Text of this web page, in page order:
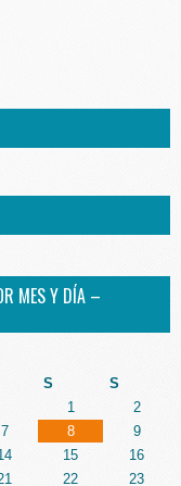
MES Y DÍA –
S S
1
2
7 8
9
15
16
22
23